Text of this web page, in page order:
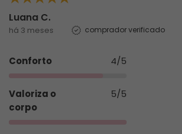
Luana C.
há 3 meses comprador verificado
Conforto 4/5
Valoriza o
corpo
5/5